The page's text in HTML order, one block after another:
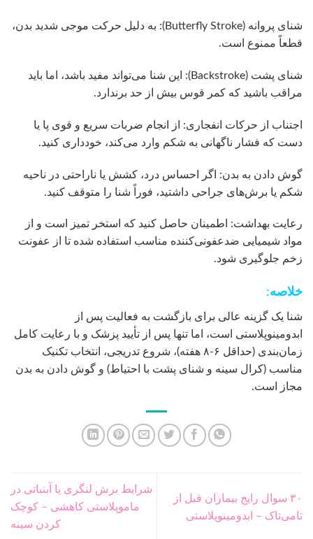
شنای پروانه (Butterfly Stroke): به دلیل حرکت موجی شدید بدن،
قطعاً ممنوع است.
شنای پشت (Backstroke): این شنا می‌تواند مفید باشد، اما باید
مراقب باشید که کمر قوس بیش از حد برندارد.
اجتناب از حرکات انفجاری: از انجام ضربات سریع و قوی پا یا
دست که فشار ناگهانی به شکم وارد می‌کند، خودداری کنید.
گوش دادن به بدن: اگر احساس درد، کشش یا ناراحتی در ناحیه
شکم یا برش‌های جراحی داشتید، فوراً شنا را متوقف کنید.
رعایت بهداشت: اطمینان حاصل کنید که استخر تمیز است و از
مواد شیمیایی ضدعفونی‌کننده مناسب استفاده شده تا از عفونت
زخم جلوگیری شود.
خلاصه:
شنا یک گزینه عالی برای بازگشت به فعالیت پس از
ابدومینوپلاستی است، اما تنها پس از تأیید پزشک و با رعایت کامل
زمان‌بندی (حداقل ۶-۸ هفته)، شروع تدریجی، انتخاب تکنیک
مناسب (کرال سینه و شنای پشت با احتیاط) و گوش دادن به بدن
مجاز است.
۳۰ سوال رایج بیماران قبل از
تامی‌تاک – ابدومینوپلاستی
شرایط برش لنگری یا آبنباتی در
ماموپلاستی کاهشی – کوچک
کردن سینه